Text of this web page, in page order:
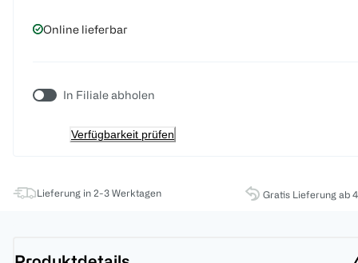
Online lieferbar
In Filiale abholen
Verfügbarkeit prüfen
Lieferung in 2-3 Werktagen Gratis Lieferung ab